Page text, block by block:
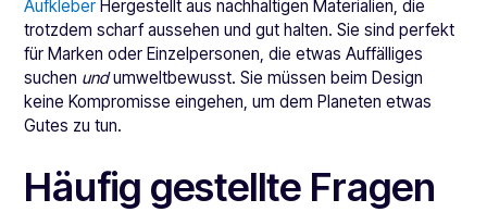
Aufkleber Hergestellt aus nachhaltigen Materialien, die
trotzdem scharf aussehen und gut halten. Sie sind perfekt
für Marken oder Einzelpersonen, die etwas Auffälliges
suchen undumweltbewusst. Sie müssen beim Design
keine Kompromisse eingehen, um dem Planeten etwas
Gutes zu tun.
Häufig gestellte Fragen